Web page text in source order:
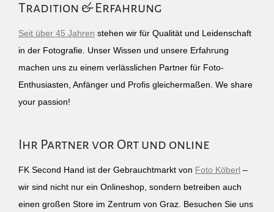
Tradition & Erfahrung
Seit über 45 Jahren stehen wir für Qualität und Leidenschaft
in der Fotografie. Unser Wissen und unsere Erfahrung
machen uns zu einem verlässlichen Partner für Foto-
Enthusiasten, Anfänger und Profis gleichermaßen. We share
your passion!
Ihr Partner vor Ort und online
FK Second Hand ist der Gebrauchtmarkt von Foto Köberl –
wir sind nicht nur ein Onlineshop, sondern betreiben auch
einen großen Store im Zentrum von Graz. Besuchen Sie uns